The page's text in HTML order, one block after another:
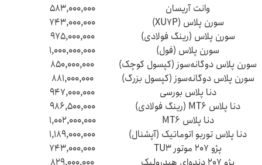
وانت آریسان
۵۸۳,۰۰۰,۰۰۰
سورن پلاس (XU۷P)
۷۴۳,۰۰۰,۰۰۰
سورن پلاس (رینگ فولادی)
۹۷۵,۰۰۰,۰۰۰
سورن پلاس (فول)
۱,۰۰۰,۰۰۰,۰۰۰
سورن پلاس دوگانه‌سوز (کپسول کوچک)
۸۵۰,۰۰۰,۰۰۰
سورن پلاس دوگانه‌سوز (کپسول بزرگ)
۸۸۱,۰۰۰,۰۰۰
دنا پلاس بورسی
۹۴۷,۰۰۰,۰۰۰
دنا پلاس MT۶ (رینگ فولادی)
۹۸۶,۵۰۰,۰۰۰
دنا پلاس MT۶
۱,۰۰۲,۰۰۰,۰۰۰
دنا پلاس توربو اتوماتیک (آپشنال)
۱,۱۸۹,۰۰۰,۰۰۰
پژو ۲۰۷ موتور TU۳
۷۴۳,۰۰۰,۰۰۰